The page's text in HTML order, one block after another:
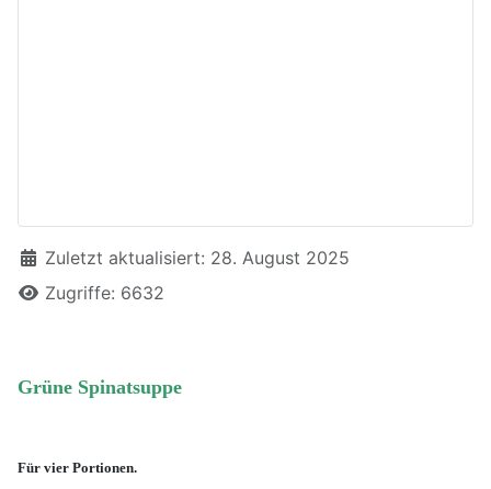
DetailsZuletzt aktualisiert: 28. August 2025
Zugriffe: 6632
Grüne Spinatsuppe
Für vier Portionen.